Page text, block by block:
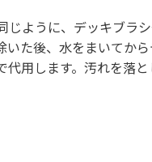
ように、デッキブラ
た後、水をまいてか
用します。汚れを落